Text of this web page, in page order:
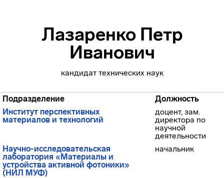
Лазаренко Петр
Иванович
кандидат технических наук
Подразделение
Должность
Институт перспективных
материалов и технологий
доцент, зам.
директора по
научной
деятельности
Научно-исследовательская
лаборатория «Материалы и
устройства активной фотоники»
(НИЛ МУФ)
начальник